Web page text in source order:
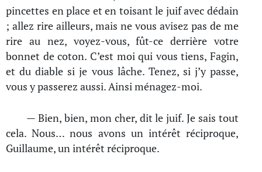
pincettes en place et en toisant le juif avec dédain
; allez rire ailleurs, mais ne vous avisez pas de me
rire au nez, voyez-vous, fût-ce derrière votre
bonnet de coton. C’est moi qui vous tiens, Fagin,
et du diable si je vous lâche. Tenez, si j’y passe,
vous y passerez aussi. Ainsi ménagez-moi.
— Bien, bien, mon cher, dit le juif. Je sais tout
cela. Nous… nous avons un intérêt réciproque,
Guillaume, un intérêt réciproque.